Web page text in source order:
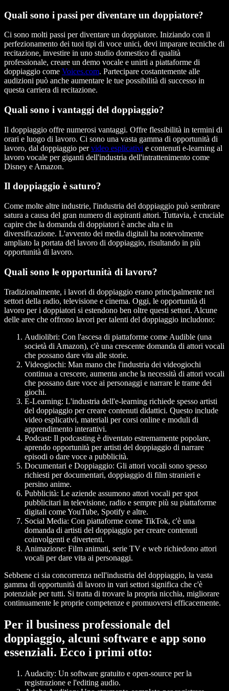
Quali sono i passi per diventare un doppiatore?
Ci sono molti passi per diventare un doppiatore. Iniziando con il
perfezionamento dei tuoi tipi di voce unici, devi imparare tecniche di
recitazione, investire in uno studio domestico di qualità
professionale, creare un demo vocale e unirti a piattaforme di
doppiaggio come Voices.com. Partecipare costantemente alle
audizioni può anche aumentare le tue possibilità di successo in
questa carriera di recitazione.
Quali sono i vantaggi del doppiaggio?
Il doppiaggio offre numerosi vantaggi. Offre flessibilità in termini di
orari e luogo di lavoro. Ci sono una vasta gamma di opportunità di
lavoro, dal doppiaggio pervideo esplicativi e contenuti e-learning al
lavoro vocale per giganti dell'industria dell'intrattenimento come
Disney e Amazon.
Il doppiaggio è saturo?
Come molte altre industrie, l'industria del doppiaggio può sembrare
satura a causa del gran numero di aspiranti attori. Tuttavia, è cruciale
capire che la domanda di doppiatori è anche alta e in
diversificazione. L'avvento dei media digitali ha notevolmente
ampliato la portata del lavoro di doppiaggio, risultando in più
opportunità di lavoro.
Quali sono le opportunità di lavoro?
Tradizionalmente, i lavori di doppiaggio erano principalmente nei
settori della radio, televisione e cinema. Oggi, le opportunità di
lavoro per i doppiatori si estendono ben oltre questi settori. Alcune
delle aree che offrono lavori per talenti del doppiaggio includono:
Audiolibri: Con l'ascesa di piattaforme come Audible (una
società di Amazon), c'è una crescente domanda di attori vocali
che possano dare vita alle storie.
Videogiochi: Man mano che l'industria dei videogiochi
continua a crescere, aumenta anche la necessità di attori vocali
che possano dare voce ai personaggi e narrare le trame dei
giochi.
E-Learning: L'industria dell'e-learning richiede spesso artisti
del doppiaggio per creare contenuti didattici. Questo include
video esplicativi, materiali per corsi online e moduli di
apprendimento interattivi.
Podcast: Il podcasting è diventato estremamente popolare,
aprendo opportunità per artisti del doppiaggio di narrare
episodi o dare voce a pubblicità.
Documentari e Doppiaggio: Gli attori vocali sono spesso
richiesti per documentari, doppiaggio di film stranieri e
persino anime.
Pubblicità: Le aziende assumono attori vocali per spot
pubblicitari in televisione, radio e sempre più su piattaforme
digitali come YouTube, Spotify e altre.
Social Media: Con piattaforme come TikTok, c'è una
domanda di artisti del doppiaggio per creare contenuti
coinvolgenti e divertenti.
Animazione: Film animati, serie TV e web richiedono attori
vocali per dare vita ai personaggi.
Sebbene ci sia concorrenza nell'industria del doppiaggio, la vasta
gamma di opportunità di lavoro in vari settori significa che c'è
potenziale per tutti. Si tratta di trovare la propria nicchia, migliorare
continuamente le proprie competenze e promuoversi efficacemente.
Per il business professionale del
doppiaggio, alcuni software e app sono
essenziali. Ecco i primi otto:
Audacity: Un software gratuito e open-source per la
registrazione e l'editing audio.